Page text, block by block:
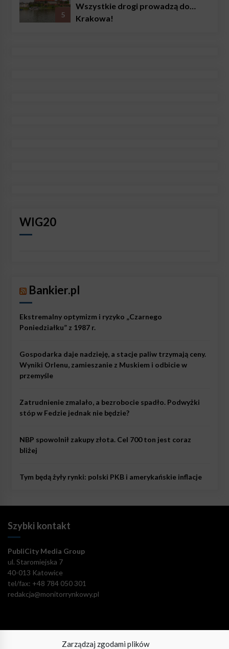
Zarządzaj zgodami plików
5
Wszystkie drogi prowadzą do…
Krakowa!
WIG20
Bankier.pl
Ekstremalny optymizm i ryzyko „Czarnego
Poniedziałku” z 1987 r.
Gospodarka daje nadzieję, a stacje paliw trzymają ceny.
Wyniki Orlenu, zamieszanie z Muskiem i odbicie w
przemyśle
Zatrudnienie zmalało, a bezrobocie spadło. Podwyżki
stóp w Fedzie jednak nie będzie?
NBP spowolnił zakupy złota. Cel 700 ton jest coraz
bliżej
Tym będą żyły rynki: polski PKB i amerykańskie inflacje
Szybki kontakt
PubliCity Media Group
ul. Staromiejska 7
40-013 Katowice
tel/fax: +48 784 050 301
redakcja@monitorrynkowy.pl
Pozostańmy w kontakcie!